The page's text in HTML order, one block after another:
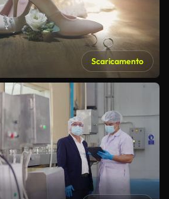
Scaricamento